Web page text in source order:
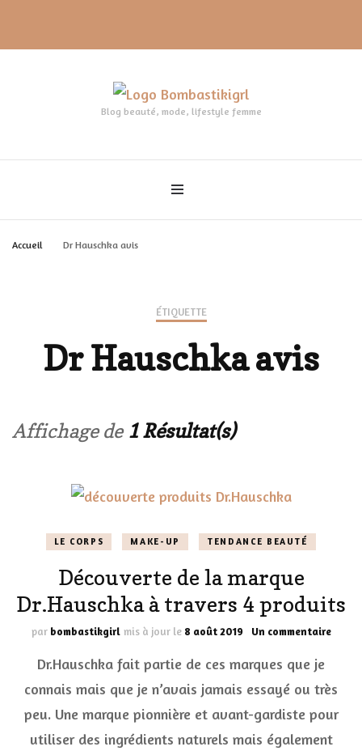
Blog beauté, mode, lifestyle femme
Accueil Dr Hauschka avis
ÉTIQUETTE
Dr Hauschka avis
Affichage de 1 Résultat(s)
LE CORPS MAKE-UP TENDANCE BEAUTÉ
Découverte de la marque
Dr.Hauschka à travers 4 produits
par bombastikgirl mis à jour le 8 août 2019 Un commentairesur
Dr.Hauschka fait partie de ces marques que je
connais mais que je n’avais jamais essayé ou très
peu. Une marque pionnière et avant-gardiste pour
utiliser des ingrédients naturels mais également